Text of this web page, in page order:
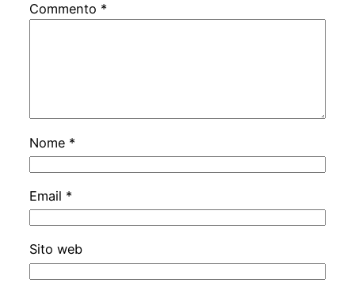
Commento *
Nome *
Email *
Sito web